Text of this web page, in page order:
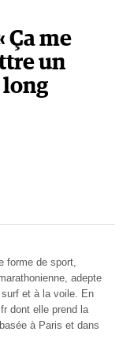
Ça me
un
long
forme de sport,
adepte
et à la voile. En
dont elle prend la
à Paris et dans